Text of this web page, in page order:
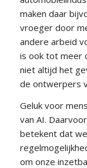
maken daar
vroeger door
andere arbeid
is ook tot meer
niet altijd het
de ontwerpers
Geluk voor
van AI.
betekent dat
om onze